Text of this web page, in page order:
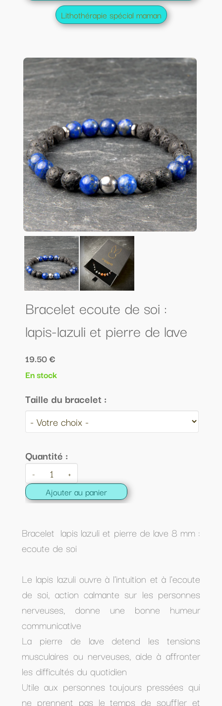
Lithothérapie spécial maman
Bracelet ecoute de soi :
lapis-lazuli et pierre de lave
19.50 €
En stock
Taille du bracelet :
Quantité :
- +
Ajouter au panier
Bracelet lapis lazuli et pierre de lave 8 mm :
ecoute de soi
Le lapis lazuli ouvre à l'intuition et à l'ecoute
de soi, action calmante sur les personnes
nerveuses, donne une bonne humeur
communicative
La pierre de lave detend les tensions
musculaires ou nerveuses, aide à affronter
les difficultés du quotidien
Utile aux personnes toujours pressées qui
ne prennent pas le temps de souffler et